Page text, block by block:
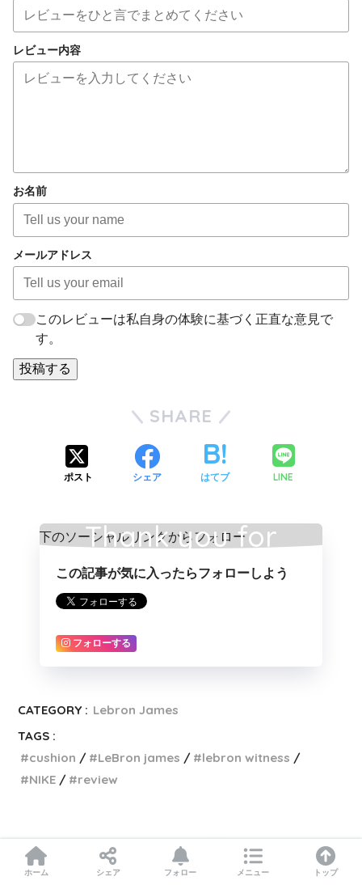
レビュー内容
お名前
メールアドレス
このレビューは私自身の体験に基づく正直な意見で
す。
投稿する
SHARE
ポスト シェア はてブ LINE
Thank you for
reading!!
この記事が気に入ったらフォローしよう
フォローする
CATEGORY : Lebron James
TAGS :
cushion
LeBron james
lebron witness
NIKE
review
ホーム シェア フォロー メニュー トップ